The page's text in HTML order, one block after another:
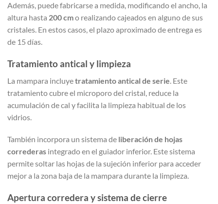
Además, puede fabricarse a medida, modificando el ancho, la
altura hasta 200 cmo realizando cajeados en alguno de sus
cristales. En estos casos, el plazo aproximado de entrega es
de 15 días.
Tratamiento antical y limpieza
La mampara incluyetratamiento antical de serie . Este
tratamiento cubre el microporo del cristal, reduce la
acumulación de cal y facilita la limpieza habitual de los
vidrios.
También incorpora un sistema de liberación de hojas
correderas integrado en el guiador inferior. Este sistema
permite soltar las hojas de la sujeción inferior para acceder
mejor a la zona baja de la mampara durante la limpieza.
Apertura corredera y sistema de cierre